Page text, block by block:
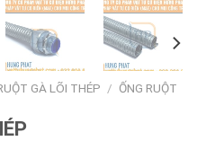
GÀ LÕI THÉP / ỐNG RUỘT